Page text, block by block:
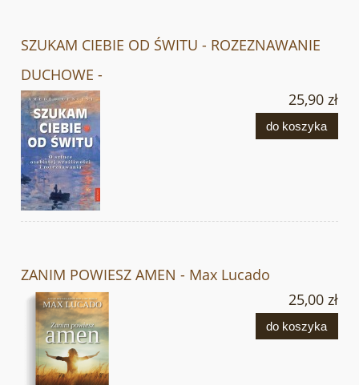
SZUKAM CIEBIE OD ŚWITU - ROZEZNAWANIE
DUCHOWE -
25,90 zł
do koszyka
ZANIM POWIESZ AMEN - Max Lucado
25,00 zł
do koszyka